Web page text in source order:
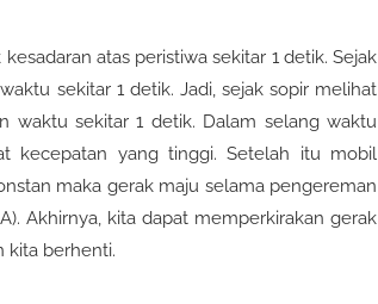
atas peristiwa sekitar 1 detik. Sejak
sekitar 1 detik. Jadi, sejak sopir melihat
waktu sekitar 1 detik. Dalam selang waktu
kecepatan yang tinggi. Setelah itu mobil
maka gerak maju selama pengereman
Akhirnya, kita dapat memperkirakan gerak
kita berhenti.